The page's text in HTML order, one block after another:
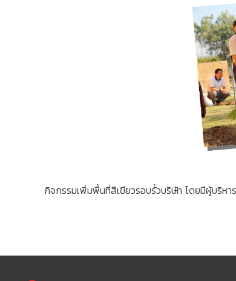
กิจกรรมเพิ่มพื้นที่สีเขียวรอบรั้วบริษัท โดยมีผู้บริหา